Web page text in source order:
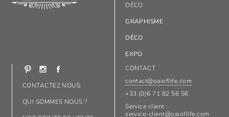
DÉCO
GRAPHISME
DÉCO
EXPO
CONTACTEZ NOUS
QUI SOMMES NOUS ?
CONTACT
contact@oaioflife.com
+33 (0)6 71 82 56 56
Service client :
service-client@oaioflife.com